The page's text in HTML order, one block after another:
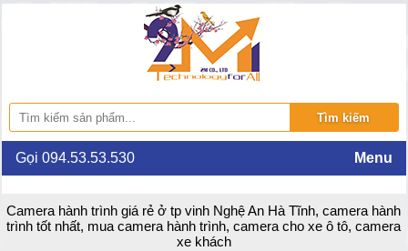
Gọi 094.53.53.530 Menu
Camera hành trình giá rẻ ở tp vinh Nghệ An Hà Tĩnh, camera hành
trình tốt nhất, mua camera hành trình, camera cho xe ô tô, camera
xe khách